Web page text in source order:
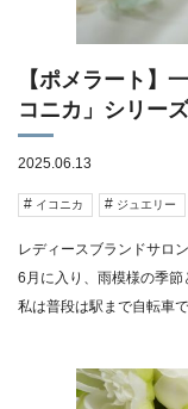
【ポメラート】
コニカ」シリー
2025.06.13
イコニカ ジュエリー
レディースブランドサロ
6月に入り、雨模様の季節
私は普段は駅まで自転車